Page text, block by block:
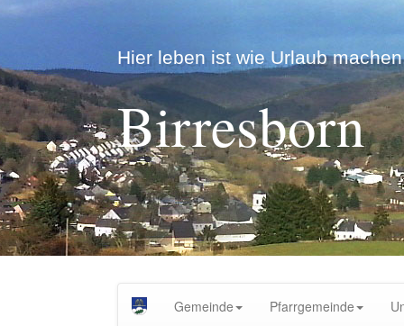
Hier leben ist wie Urlaub
Birresborn
Gemeinde Pfarrgemeinde